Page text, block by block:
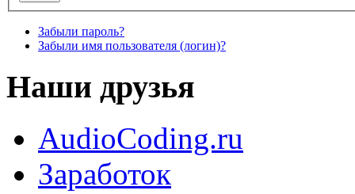
Забыли пароль?
Забыли имя пользователя (логин)?
Наши друзья
AudioCoding.ru
Заработок